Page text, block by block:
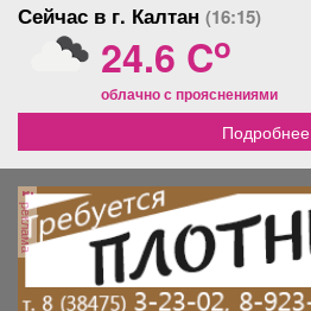
Сейчас в г. Калтан (16:15)
24.6 Co
облачно с прояснениями
Подробнее
реклама